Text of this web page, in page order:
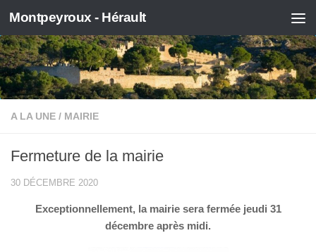
Skip to content
Montpeyroux - Hérault
A LA UNE / MAIRIE
Fermeture de la mairie
30 DÉCEMBRE 2020
Exceptionnellement, la mairie sera fermée jeudi 31
décembre après midi.